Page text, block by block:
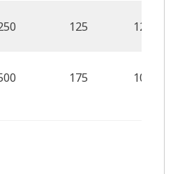
125 125
175 100